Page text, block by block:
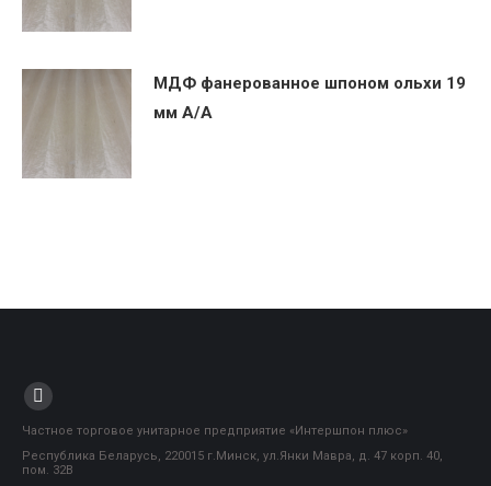
МДФ фанерованное шпоном ольхи 19
мм А/А
Instagram
Частное торговое унитарное предприятие «Интершпон плюс»
Республика Беларусь, 220015 г.Минск, ул.Янки Мавра, д. 47 корп. 40,
пом. 32В